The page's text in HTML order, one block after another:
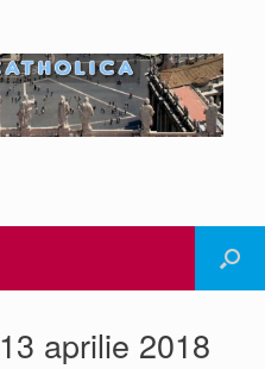
13 aprilie 2018